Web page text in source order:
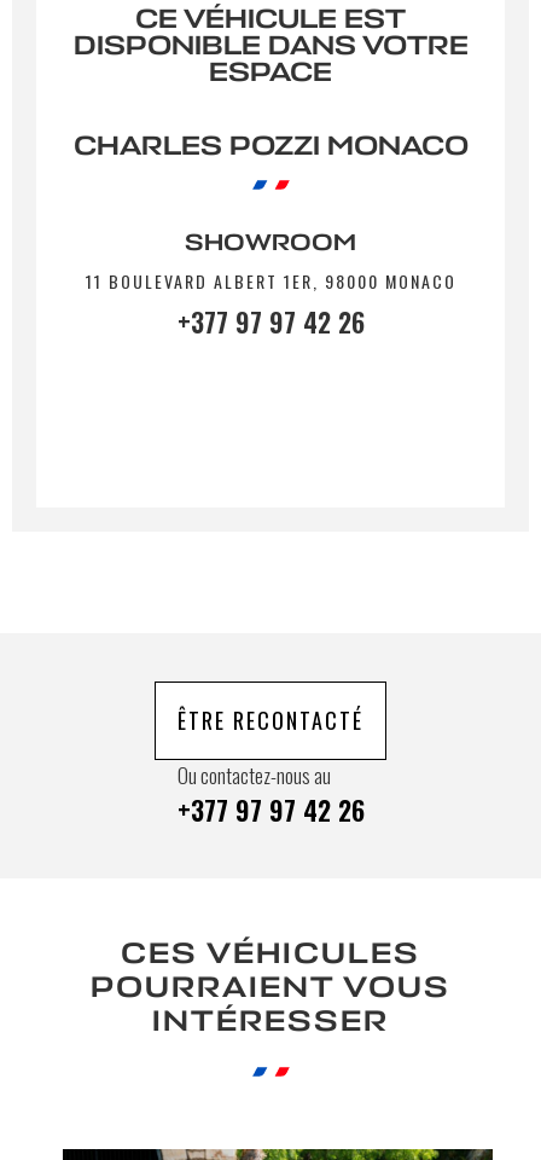
Votre message *
informations saisies soient exploitées à des fins de
Envoyer
CE VÉHICULE EST
DISPONIBLE DANS VOTRE
ESPACE
CHARLES POZZI MONACO
SHOWROOM
11 BOULEVARD ALBERT 1ER, 98000 MONACO
+377 97 97 42 26
ÊTRE RECONTACTÉ
Ou contactez-nous au
+377 97 97 42 26
CES VÉHICULES
POURRAIENT VOUS
INTÉRESSER